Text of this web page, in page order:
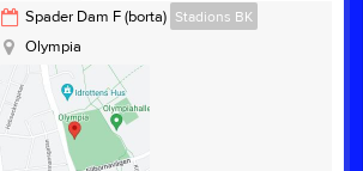
Stadions BK
Höganäs Bowling
Spader Dam F (borta) Stadions BK
Olympia